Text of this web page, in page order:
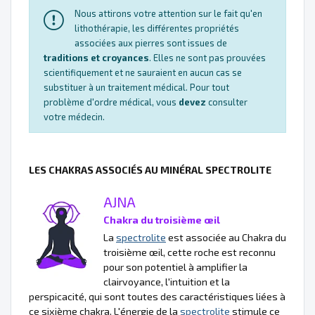
Nous attirons votre attention sur le fait qu'en
lithothérapie, les différentes propriétés
associées aux pierres sont issues de
traditions et croyances. Elles ne sont pas prouvées
scientifiquement et ne sauraient en aucun cas se
substituer à un traitement médical. Pour tout
problème d'ordre médical, vous devez consulter
votre médecin.
LES CHAKRAS ASSOCIÉS AU MINÉRAL SPECTROLITE
AJNA
Chakra du troisième œil
La spectrolite est associée au Chakra du
troisième œil, cette roche est reconnu
pour son potentiel à amplifier la
clairvoyance, l'intuition et la
perspicacité, qui sont toutes des caractéristiques liées à
ce sixième chakra. L'énergie de la spectrolite stimule ce